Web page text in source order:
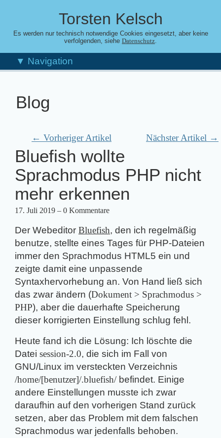
Torsten Kelsch
Es werden nur technisch notwendige Cookies eingesetzt, aber keine
verfolgenden, siehe Datenschutz.
▼ Navigation
Blog
← Vorheriger Artikel Nächster Artikel →
Bluefish wollte
Sprachmodus PHP nicht
mehr erkennen
17. Juli 2019 – 0 Kommentare
Der Webeditor Bluefish, den ich regelmäßig
benutze, stellte eines Tages für PHP-Dateien
immer den Sprachmodus HTML5 ein und
zeigte damit eine unpassende
Syntaxhervorhebung an. Von Hand ließ sich
das zwar ändern (Dokument > Sprachmodus >
PHP), aber die dauerhafte Speicherung
dieser korrigierten Einstellung schlug fehl.
Heute fand ich die Lösung: Ich löschte die
Datei session-2.0, die sich im Fall von
GNU/Linux im versteckten Verzeichnis
/home/[benutzer]/.bluefish/befindet. Einige
andere Einstellungen musste ich zwar
daraufhin auf den vorherigen Stand zurück
setzen, aber das Problem mit dem falschen
Sprachmodus war jedenfalls behoben.